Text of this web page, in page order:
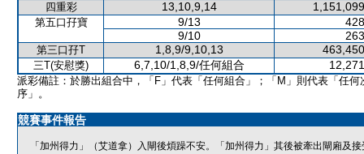
四重彩 13,10,9,14
第五口孖寶 9/13
9/10
第三口孖T 1,8,9/9,10,13
三T(安慰獎) 6,7,10/1,8,9/任何組合
派彩備註：於勝出組合中，「F」代表「任何組合」；「M」則代表「任何
序」。
競賽事件報告
「加州得力」（艾道拿）入閘後煩躁不安。「加州得力」其後被牽出閘廂及